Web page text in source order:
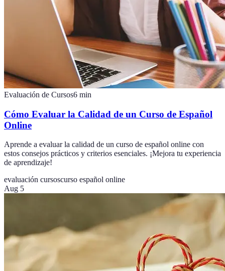
Evaluación de Cursos6 min
Cómo Evaluar la Calidad de un Curso de Español
Online
Aprende a evaluar la calidad de un curso de español online con
estos consejos prácticos y criterios esenciales. ¡Mejora tu experiencia
de aprendizaje!
evaluación cursoscurso español online
Aug 5